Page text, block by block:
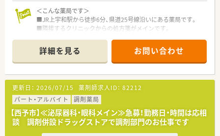
■南予エリアには複数店舗展開されています。
皆さんお休みが取りやすいよう、協力し合う関係性を大切にし
ておりますので、店舗間で応援もございます。
■女性の多い職場ですので産休、育児休暇等福利厚生面も充実
し、
勤務状況（時間、休日等）も柔軟に対応しています。
■月に一度おやつ代が支給され、みんなでケーキを食べる等職員
同士の親睦を深める制度もございます。
■各種資格の取得支援もございます。
研修費の補助制度を設け、研修会参加を積極的にサポートして
います。
（取得実績例）ケアマネージャー・認定実務実習指導薬剤師・公認
スポーツファーマシスト など
＜こんな薬局です＞
■JR上宇和駅から徒歩6分、県道25号線沿いにある薬局です。
■隣接するクリニックからの処方箋がメインです。
■薬剤師は常勤2名体制となります。
■電子薬歴・Vマス・二次元バーコード・監査システム・自動分包機
（Vマス）を導入済みです。
＜業務内容＞
■調剤・監査・投薬・薬歴管理など薬剤師業務全般をお願いしま
す。
■処方箋枚数は60～80枚/日です。
＜法人概要＞
■愛媛県内大洲市を中心に3店舗展開している調剤薬局です。
詳細を見る お問い合わせ
更新日： 2026/07/15 薬剤師求人ID： 82212
パート・アルバイト
調剤薬局
【西予市】≪泌尿器科・眼科メイン≫急募！勤務日・時間は応相
談 調剤併設ドラッグストアで調剤部門のお仕事です